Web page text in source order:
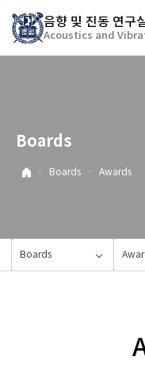
음향 및 진동 연구
Acoustics and
Boards
· Boards · Awards
Boards